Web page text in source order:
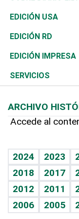
Reportajes
África
Ocenanía
Caribe
Resto del mundo
Vivienda
Telecom.
Global y variable
Economía personal
Buena Vida
Sociales
Novedades
Podcast Arte Libre
Hablando con el
Vida y familia
Eñe
Celebrando la vida
Sin complejos
Ciclismo
Tenis
Olimpismo
Más deportes
TBT Deportivo
En Directo
El Espía
Noticiero Poteleche
Columnistas
Más firmas
Tecnología
Historia
Martes de
Cambio climático
Economía
Revista
Deportes
Opinión
Hecho en casa
Guía del dinero
EDICIÓN USA
EDICIÓN RD
EDICIÓN IMPRESA
SERVICIOS
Cumpleaños
Horóscopos
Crucigramas
ARCHIVO
Accede al
2024 2023
2018
2017
2012
2011
2006
2005